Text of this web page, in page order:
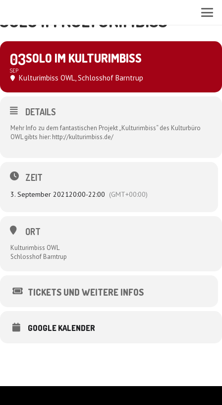
SOLO IM KULTURIMBISS
03
SEP
SOLO IM KULTURIMBISS
Kulturimbiss OWL, Schlosshof Barntrup
DETAILS
Mehr Info zu dem fantastischen Projekt „Kulturimbiss“ des Kulturbüro
OWL gibts hier: http://kulturimbiss.de/
ZEIT
3. September 202120:00-22:00 (GMT+00:00)
ORT
Kulturimbiss OWL
Schlosshof Barntrup
TICKETS UND WEITERE INFOS
GOOGLE KALENDER